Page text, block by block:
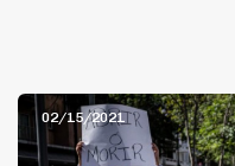
02/15/2021